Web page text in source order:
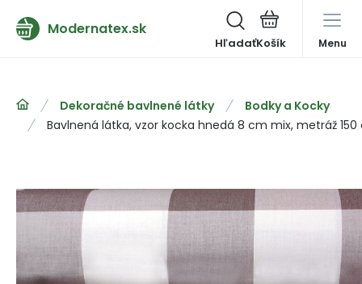
Modernatex.sk
Hľadať Menu
Dekoračné bavlnené látky
Bodky a Kocky
Bavlnená látka, vzor kocka hnedá 8 cm mix, metráž